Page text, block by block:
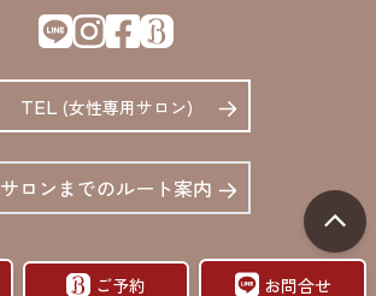
TEL (女性専用サロン)
サロンまでのルート案内
ご予約 お問合せ